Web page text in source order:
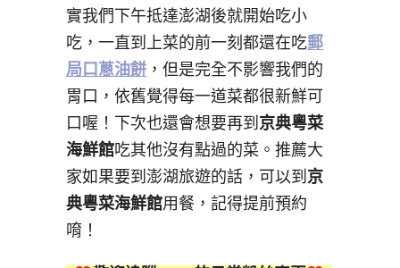
實我們下午抵達澎湖後就開始吃小
吃，一直到上菜的前一刻都還在吃郵
局口蔥油餅 ，但是完全不影響我們的
胃口，依舊覺得每一道菜都很新鮮可
口喔！下次也還會想要再到 京典粵菜
海鮮館吃其他沒有點過的菜。推薦大
家如果要到澎湖旅遊的話，可以到 京
典粵菜海鮮館用餐，記得提前預約
唷！